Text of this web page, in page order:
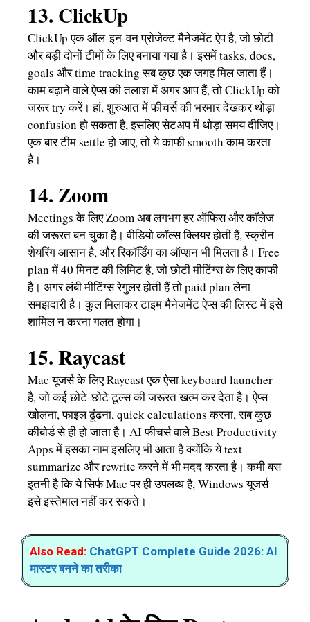
13. ClickUp
ClickUp एक ऑल-इन-वन प्रोजेक्ट मैनेजमेंट ऐप है, जो छोटी
और बड़ी दोनों टीमों के लिए बनाया गया है। इसमें tasks, docs,
goals और time tracking सब कुछ एक जगह मिल जाता हैं।
काम बढ़ाने वाले ऐप्स की तलाश में अगर आप हैं, तो ClickUp को
जरूर try करें। हां, शुरुआत में फीचर्स की भरमार देखकर थोड़ा
confusion हो सकता है, इसलिए सेटअप में थोड़ा समय दीजिए।
एक बार टीम settle हो जाए, तो ये काफी smooth काम करता
है।
14. Zoom
Meetings के लिए Zoom अब लगभग हर ऑफिस और कॉलेज
की जरूरत बन चुका है। वीडियो कॉल्स क्लियर होती हैं, स्क्रीन
शेयरिंग आसान है, और रिकॉर्डिंग का ऑप्शन भी मिलता है। Free
plan में 40 मिनट की लिमिट है, जो छोटी मीटिंग्स के लिए काफी
है। अगर लंबी मीटिंग्स रेगुलर होती हैं तो paid plan लेना
समझदारी है। कुल मिलाकर टाइम मैनेजमेंट ऐप्स की लिस्ट में इसे
शामिल न करना गलत होगा।
15. Raycast
Mac यूजर्स के लिए Raycast एक ऐसा keyboard launcher
है, जो कई छोटे-छोटे टूल्स की जरूरत खत्म कर देता है। ऐप्स
खोलना, फाइल ढूंढना, quick calculations करना, सब कुछ
कीबोर्ड से ही हो जाता है। AI फीचर्स वाले Best Productivity
Apps में इसका नाम इसलिए भी आता है क्योंकि ये text
summarize और rewrite करने में भी मदद करता है। कमी बस
इतनी है कि ये सिर्फ Mac पर ही उपलब्ध है, Windows यूजर्स
इसे इस्तेमाल नहीं कर सकते।
Also Read: ChatGPT Complete Guide 2026: AI
मास्टर बनने का तरीका